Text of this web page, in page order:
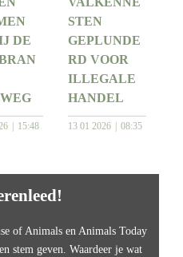
DE
15:48
STEN
GEPLUNDE
RD VOOR
ILLEGALE
HANDEL
13 01 2026 08:35
of Animals en Animals Today
stem geven. Waardeer je wat